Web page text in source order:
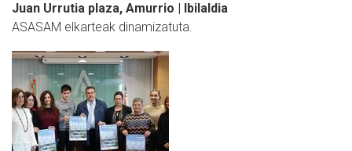
Juan Urrutia plaza, Amurrio | Ibilaldia
ASASAM elkarteak dinamizatuta.